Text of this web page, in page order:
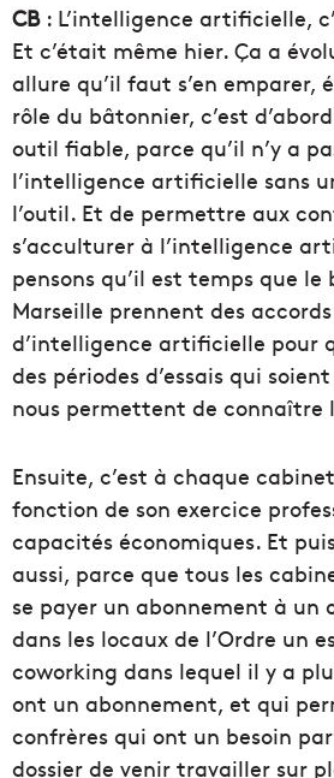
CB: L’intelligence artificielle,
Et c’était même hier. Ça a
allure qu’il faut s’en emparer,
rôle du bâtonnier, c’est
outil fiable, parce qu’il n’y a
l’intelligence artificielle sans
l’outil. Et de permettre aux
s’acculturer à l’intelligence
pensons qu’il est temps que le
Marseille prennent des
d’intelligence artificielle pour
des périodes d’essais qui
nous permettent de connaître
Ensuite, c’est à chaque
fonction de son exercice
capacités économiques. Et
aussi, parce que tous les
se payer un abonnement à un
dans les locaux de l’Ordre un
coworking dans lequel il y a
ont un abonnement, et qui
confrères qui ont un besoin
dossier de venir travailler sur